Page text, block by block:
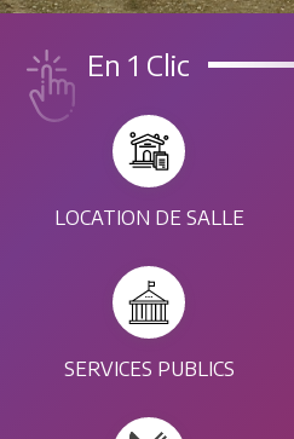
En 1 Clic
LOCATION DE SALLE
SERVICES PUBLICS